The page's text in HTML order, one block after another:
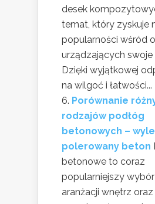
desek
temat, który zyskuje
popularności wśród
urządzających swoje
Dzięki wyjątkowej
na wilgoć i łatwości...
Porównanie
rodzajów podłóg
betonowych –
polerowany beton
betonowe to coraz
popularniejszy
aranżacji wnętrz oraz